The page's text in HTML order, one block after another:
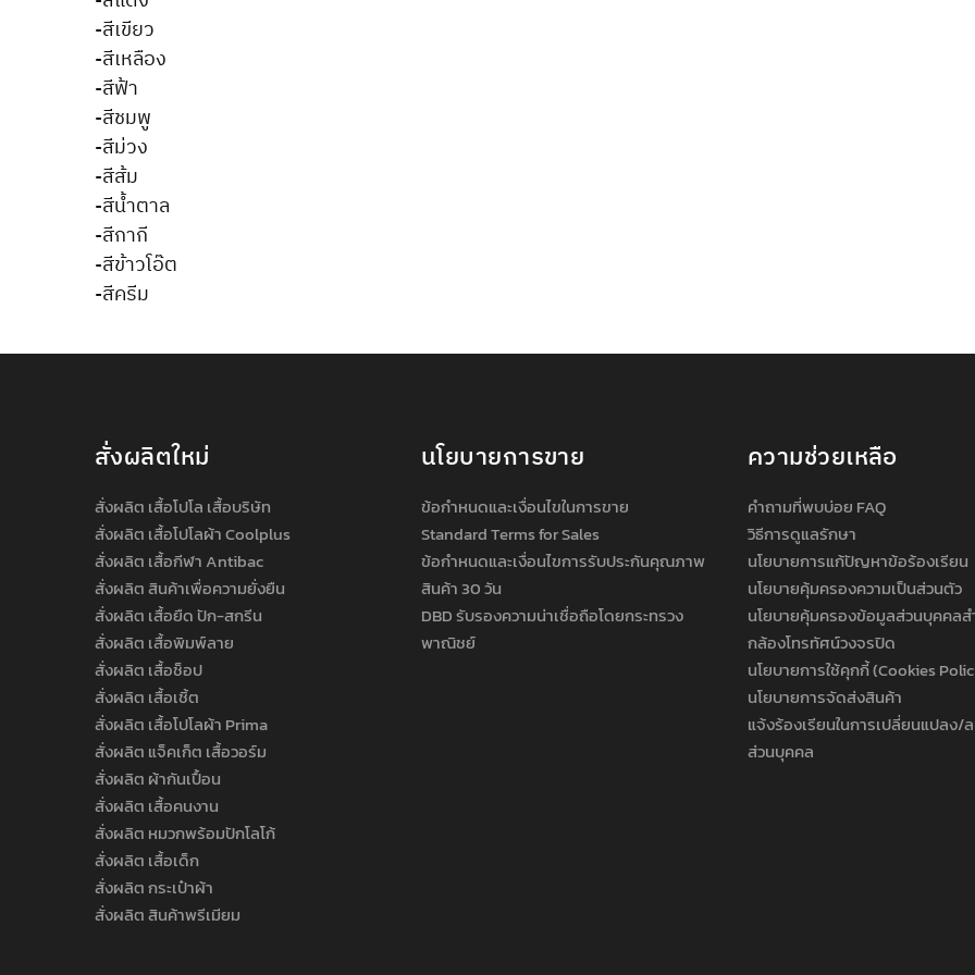
-สีเขียว
-สีเหลือง
-สีฟ้า
-สีชมพู
-สีม่วง
-สีส้ม
-สีน้ำตาล
-สีกากี
-สีข้าวโอ๊ต
-สีครีม
สั่งผลิตใหม่
สั่งผลิต เสื้อโปโล เสื้อบริษัท
สั่งผลิต เสื้อโปโลผ้า Coolplus
สั่งผลิต เสื้อกีฬา Antibac
สั่งผลิต สินค้าเพื่อความยั่งยืน
สั่งผลิต เสื้อยืด ปัก-สกรีน
สั่งผลิต เสื้อพิมพ์ลาย
สั่งผลิต เสื้อช็อป
สั่งผลิต เสื้อเชิ้ต
สั่งผลิต เสื้อโปโลผ้า Prima
สั่งผลิต แจ็คเก็ต เสื้อวอร์ม
สั่งผลิต ผ้ากันเปื้อน
สั่งผลิต เสื้อคนงาน
สั่งผลิต หมวกพร้อมปักโลโก้
สั่งผลิต เสื้อเด็ก
สั่งผลิต กระเป๋าผ้า
สั่งผลิต สินค้าพรีเมียม
นโยบายการขาย
ข้อกำหนดและเงื่อนไขในการขาย
Standard Terms for Sales
ข้อกำหนดและเงื่อนไขการรับประกันคุณภาพ
สินค้า 30 วัน
DBD รับรองความน่าเชื่อถือโดยกระทรวง
พาณิชย์
ความช่วยเหลือ
คำถามที่พบบ่อย FAQ
วิธีการดูแลรักษา
นโยบายการแก้ปัญหาข้อร้องเรียน
นโยบายคุ้มครองความเป็นส่วนตัว
นโยบายคุ้มครองข้อมูลส่วนบุคคล
กล้องโทรทัศน์วงจรปิด
นโยบายการใช้คุกกี้ (Cookies
นโยบายการจัดส่งสินค้า
แจ้งร้องเรียนในการเปลี่ยนแปลง/
ส่วนบุคคล